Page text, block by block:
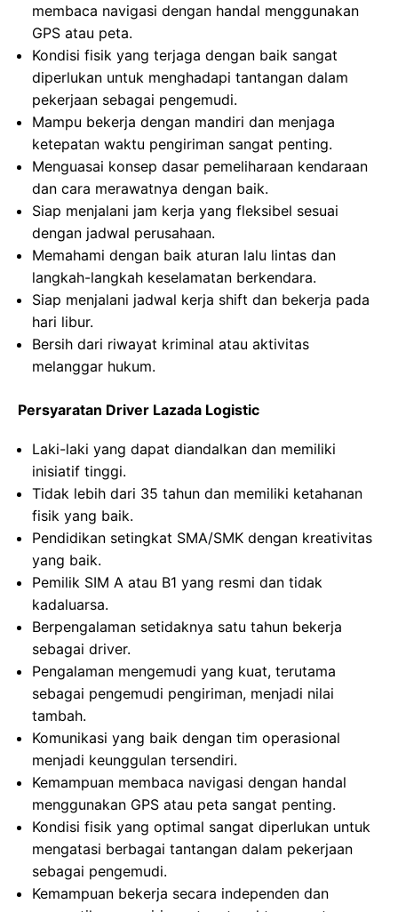
membaca navigasi dengan handal menggunakan
GPS atau peta.
Kondisi fisik yang terjaga dengan baik sangat
diperlukan untuk menghadapi tantangan dalam
pekerjaan sebagai pengemudi.
Mampu bekerja dengan mandiri dan menjaga
ketepatan waktu pengiriman sangat penting.
Menguasai konsep dasar pemeliharaan kendaraan
dan cara merawatnya dengan baik.
Siap menjalani jam kerja yang fleksibel sesuai
dengan jadwal perusahaan.
Memahami dengan baik aturan lalu lintas dan
langkah-langkah keselamatan berkendara.
Siap menjalani jadwal kerja shift dan bekerja pada
hari libur.
Bersih dari riwayat kriminal atau aktivitas
melanggar hukum.
Persyaratan Driver Lazada Logistic
Laki-laki yang dapat diandalkan dan memiliki
inisiatif tinggi.
Tidak lebih dari 35 tahun dan memiliki ketahanan
fisik yang baik.
Pendidikan setingkat SMA/SMK dengan kreativitas
yang baik.
Pemilik SIM A atau B1 yang resmi dan tidak
kadaluarsa.
Berpengalaman setidaknya satu tahun bekerja
sebagai driver.
Pengalaman mengemudi yang kuat, terutama
sebagai pengemudi pengiriman, menjadi nilai
tambah.
Komunikasi yang baik dengan tim operasional
menjadi keunggulan tersendiri.
Kemampuan membaca navigasi dengan handal
menggunakan GPS atau peta sangat penting.
Kondisi fisik yang optimal sangat diperlukan untuk
mengatasi berbagai tantangan dalam pekerjaan
sebagai pengemudi.
Kemampuan bekerja secara independen dan